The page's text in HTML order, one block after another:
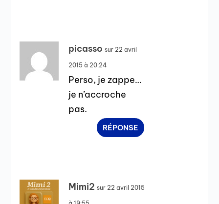
picasso sur 22 avril
2015 à 20:24
Perso, je zappe…
je n’accroche
pas.
RÉPONSE
Mimi2 sur 22 avril 2015